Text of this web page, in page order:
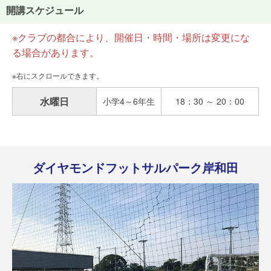
開講スケジュール
※クラブの都合により、開催日・時間・場所は変更にな
る場合があります。
水曜日 小学4～6年生 18：30 ～ 20：00
ダイヤモンドフットサルパーク岸和田